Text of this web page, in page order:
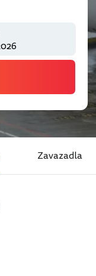
Zavazadla